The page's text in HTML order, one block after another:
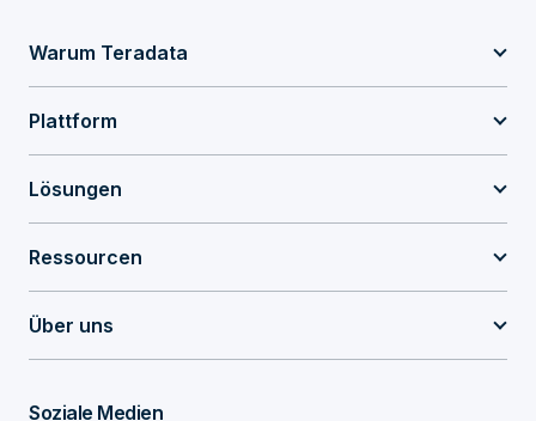
Warum Teradata
Plattform
Lösungen
Ressourcen
Über uns
Soziale Medien